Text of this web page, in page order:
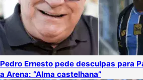
Pedro Ernesto pede desculpas para
a Arena: “Alma castelhana”